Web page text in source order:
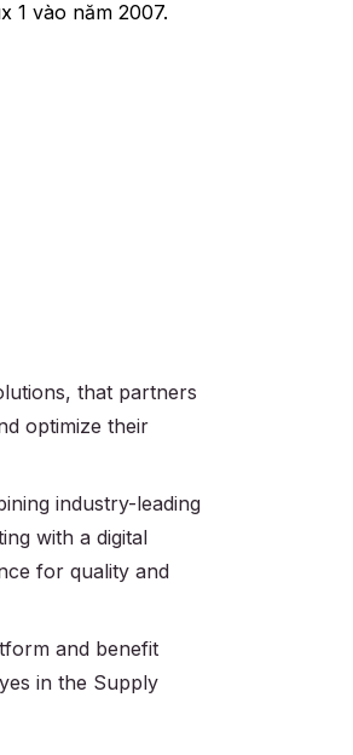
1 vào năm 2007.
that partners
optimize their
industry-leading
with a digital
for quality and
and benefit
in the Supply